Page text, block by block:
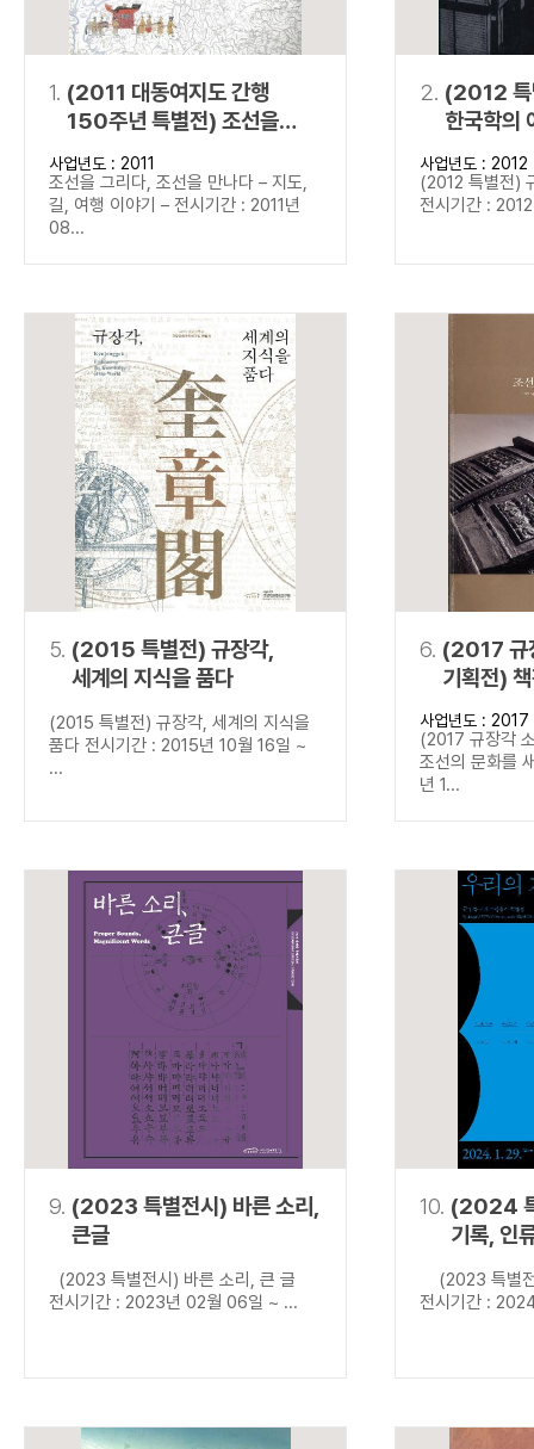
NOT 정조 NOT 정약용
“정조”가 나온
료를 검색
동시에 여러 개의 연산자를 사용할 수 있습니다.
1. (2011 대동여지도 간행
150주년 특별전) 조선을
그리다, 조선을 만나다
사업년도 : 2011
조선을 그리다, 조선을 만나다 – 지도,
길, 여행 이야기 – 전시기간 : 2011년
08...
2. (2012 특
한국학의
사업년도 : 2012
(2012 특별전)
전시기간 :
5. (2015 특별전) 규장각,
세계의 지식을 품다
(2015 특별전) 규장각, 세계의 지식을
품다 전시기간 : 2015년 10월 16일 ~
...
6. (2017 규
기획전)
새기다
사업년도 : 2017
(2017 규장각
조선의 문화를
년 1...
9. (2023 특별전시) 바른 소리,
큰글
(2023 특별전시) 바른 소리, 큰 글
전시기간 : 2023년 02월 06일 ~ ...
10. (2024
기록, 인
(2023 특별
전시기간 :